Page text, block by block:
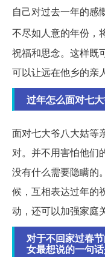
自己对过去一年的感
不尽如人意的年份，
祝福和思念。这样既
可以让远在他乡的亲
过年怎么面对七
面对七大爷八大姑等
对。并不用害怕他们
没有什么需要隐瞒的
候，互相表达过年的
动，还可以加强家庭
对于不回家过春
女最想说的一句